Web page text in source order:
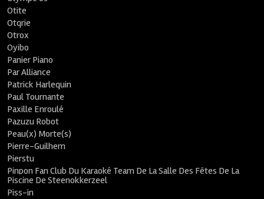
Otite
Otqrie
Otrox
Oyibo
Panier Piano
Par Alliance
Patrick Harlequin
Paul Tournante
Paxille Enroulé
Pazuzu Robot
Peau(x) Morte(s)
Pierre-Guilhem
Pierstu
Pinpon Fan Club Du Karaoké Team De La Salle Des Fêtes De La
Piscine De Steenokkerzeel
Piss-in